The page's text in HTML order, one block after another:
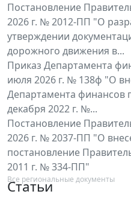
Постановление
2026 г. № 2012-ПП "О
утверждении
дорожного движения в...
Приказ Департамента
июля 2026 г. № 138ф "О
Департамента финансов
декабря 2022 г. №...
Постановление
2026 г. № 2037-ПП "О
постановление
2011 г. № 334-ПП"
Все региональные документы
Статьи